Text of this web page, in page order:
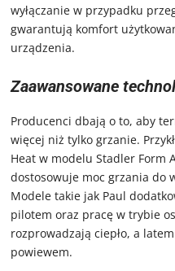
wyłączanie w przypadku
gwarantują komfort
urządzenia.
Zaawansowane
Producenci dbają o to, aby
więcej niż tylko grzanie.
Heat w modelu Stadler Form
dostosowuje moc grzania do
Modele takie jak Paul
pilotem oraz pracę w trybie
rozprowadzają ciepło, a
powiewem.